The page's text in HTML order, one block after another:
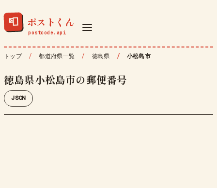
📮 ポストくん
トップ 都道府県一覧 徳島県 小松島市
徳島県小松島市の郵便番号
JSON